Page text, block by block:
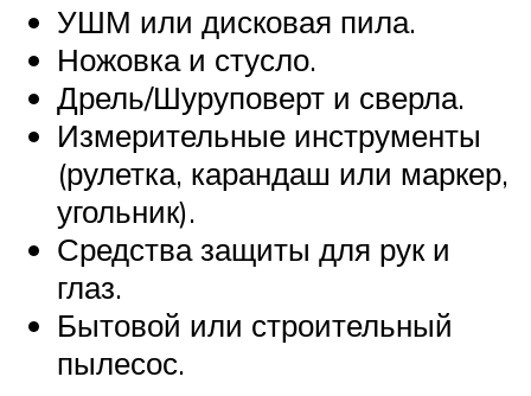
УШМ или дисковая пила.
Ножовка и стусло.
Дрель/Шуруповерт и сверла.
Измерительные инструменты
(рулетка, карандаш или маркер,
угольник).
Средства защиты для рук и
глаз.
Бытовой или строительный
пылесос.